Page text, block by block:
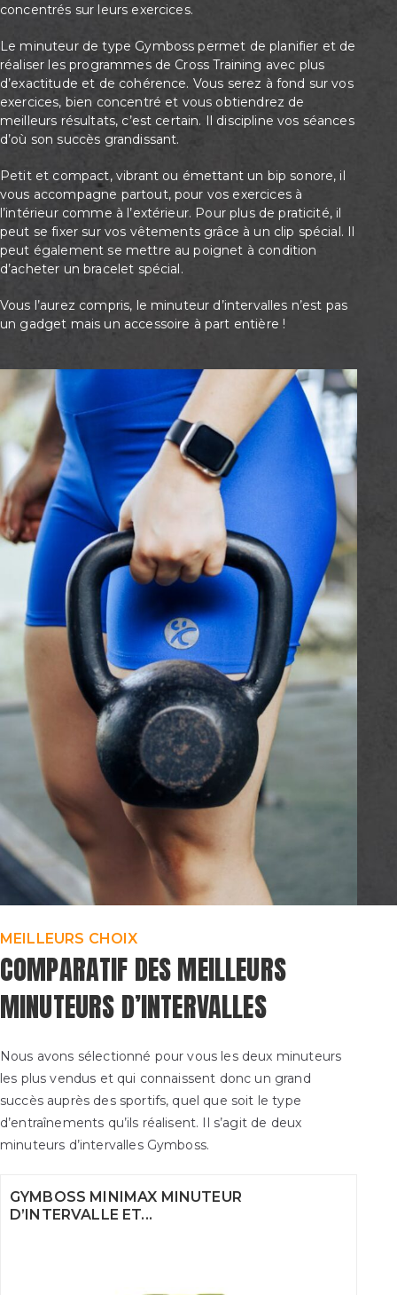
concentrés sur leurs exercices.
Le minuteur de type Gymboss permet de planifier et de
réaliser les programmes de Cross Training avec plus
d’exactitude et de cohérence. Vous serez à fond sur vos
exercices, bien concentré et vous obtiendrez de
meilleurs résultats, c’est certain. Il discipline vos séances
d’où son succès grandissant.
Petit et compact, vibrant ou émettant un bip sonore, il
vous accompagne partout, pour vos exercices à
l’intérieur comme à l’extérieur. Pour plus de praticité, il
peut se fixer sur vos vêtements grâce à un clip spécial. Il
peut également se mettre au poignet à condition
d’acheter un bracelet spécial.
Vous l’aurez compris, le minuteur d’intervalles n’est pas
un gadget mais un accessoire à part entière !
MEILLEURS CHOIX
COMPARATIF DES MEILLEURS
MINUTEURS D’INTERVALLES
Nous avons sélectionné pour vous les deux minuteurs
les plus vendus et qui connaissent donc un grand
succès auprès des sportifs, quel que soit le type
d’entraînements qu’ils réalisent. Il s’agit de deux
minuteurs d’intervalles Gymboss.
GYMBOSS MINIMAX MINUTEUR
D’INTERVALLE ET...